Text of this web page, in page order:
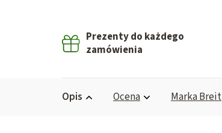
Prezenty do każdego
zamówienia
Opis Ocena MarkaBreit